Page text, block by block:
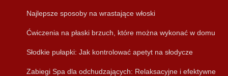
Najlepsze sposoby na wrastające włoski
Ćwiczenia na płaski brzuch, które można wykonać w domu
Słodkie pułapki: Jak kontrolować apetyt na słodycze
Zabiegi Spa dla odchudzających: Relaksacyjne i efektywne